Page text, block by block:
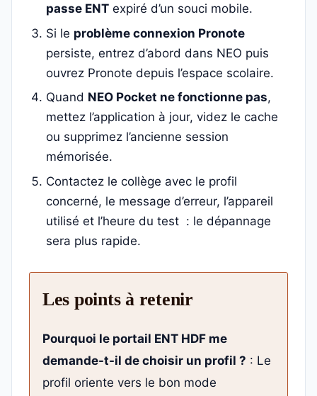
passe ENT expiré d’un souci mobile.
Si le problème connexion Pronote
persiste, entrez d’abord dans NEO puis
ouvrez Pronote depuis l’espace scolaire.
Quand NEO Pocket ne fonctionne pas,
mettez l’application à jour, videz le cache
ou supprimez l’ancienne session
mémorisée.
Contactez le collège avec le profil
concerné, le message d’erreur, l’appareil
utilisé et l’heure du test : le dépannage
sera plus rapide.
Les points à retenir
Pourquoi le portail ENT HDF me
demande-t-il de choisir un profil ? : Le
profil oriente vers le bon mode